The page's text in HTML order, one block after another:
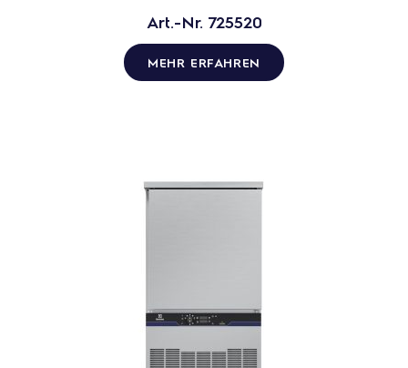
Art.-Nr. 725520
MEHR ERFAHREN